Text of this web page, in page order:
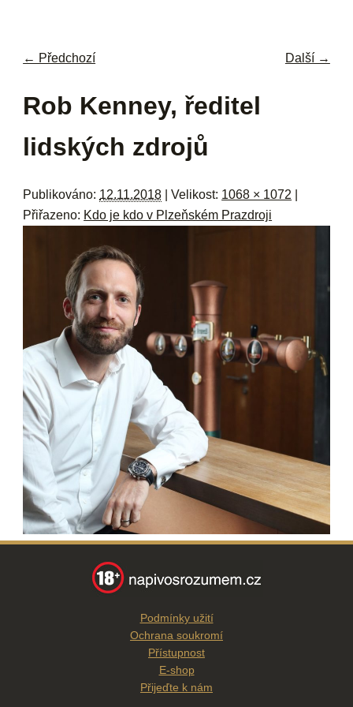
← Předchozí Další →
Rob Kenney, ředitel
lidských zdrojů
Publikováno: 12.11.2018 | Velikost: 1068 × 1072
Přiřazeno: Kdo je kdo v Plzeňském Prazdroji
Podmínky užití
Ochrana soukromí
Přístupnost
E-shop
Přijeďte k nám